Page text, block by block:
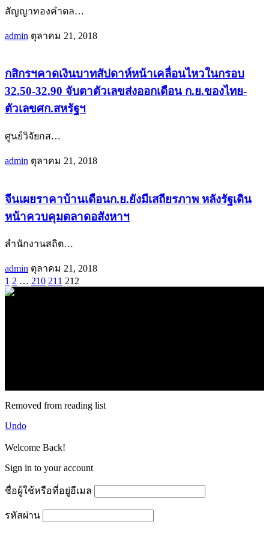
สัญญาทองคำตล…
admin ตุลาคม 21, 2018
กสิกรฯคาดเงินบาทสัปดาห์หน้าเคลื่อนไหวในกรอบ
32.50-32.90 จับตาตัวเลขส่งออกเดือน ก.ย.ของไทย-
ตัวเลขศก.สหรัฐฯ
ศูนย์วิจัยกส…
admin ตุลาคม 21, 2018
จีนเผยราคาบ้านเดือนก.ย.ยังมีเสถียรภาพ หลังรัฐเดิน
หน้าควบคุมตลาดอสังหาฯ
สำนักงานสถิต…
admin ตุลาคม 21, 2018
1 2 … 210 211 212
Removed from reading list
Undo
Welcome Back!
Sign in to your account
ชื่อผู้ใช้หรือที่อยู่อีเมล
รหัสผ่าน